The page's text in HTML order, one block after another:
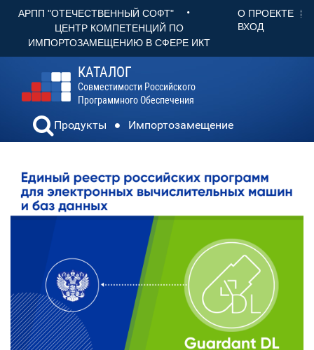
АРПП "ОТЕЧЕСТВЕННЫЙ СОФТ" •
ЦЕНТР КОМПЕТЕНЦИЙ ПО
ИМПОРТОЗАМЕЩЕНИЮ В СФЕРЕ ИКТ
О ПРОЕКТЕ
ВХОД
КАТАЛОГ
Совместимости Российского
Программного Обеспечения
Продукты Импортозамещение